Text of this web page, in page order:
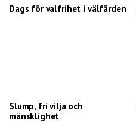
Dags för valfrihet i välfärden
Slump, fri vilja och
mänsklighet